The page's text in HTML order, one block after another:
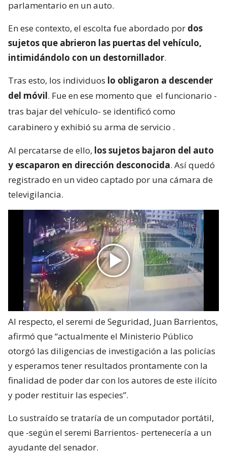
parlamentario en un auto.
En ese contexto, el escolta fue abordado por dos
sujetos que abrieron las puertas del vehículo,
intimidándolo con un destornillador.
Tras esto, los individuos lo obligaron a descender
del móvil. Fue en ese momento que el funcionario -
tras bajar del vehículo- se identificó como
carabinero y exhibió su arma de servicio .
Al percatarse de ello, los sujetos bajaron del auto
y escaparon en dirección desconocida. Así quedó
registrado en un video captado por una cámara de
televigilancia.
Al respecto, el seremi de Seguridad, Juan Barrientos,
afirmó que “actualmente el Ministerio Público
otorgó las diligencias de investigación a las policías
y esperamos tener resultados prontamente con la
finalidad de poder dar con los autores de este ilícito
y poder restituir las especies”.
Lo sustraído se trataría de un computador portátil,
que -según el seremi Barrientos- pertenecería a un
ayudante del senador.